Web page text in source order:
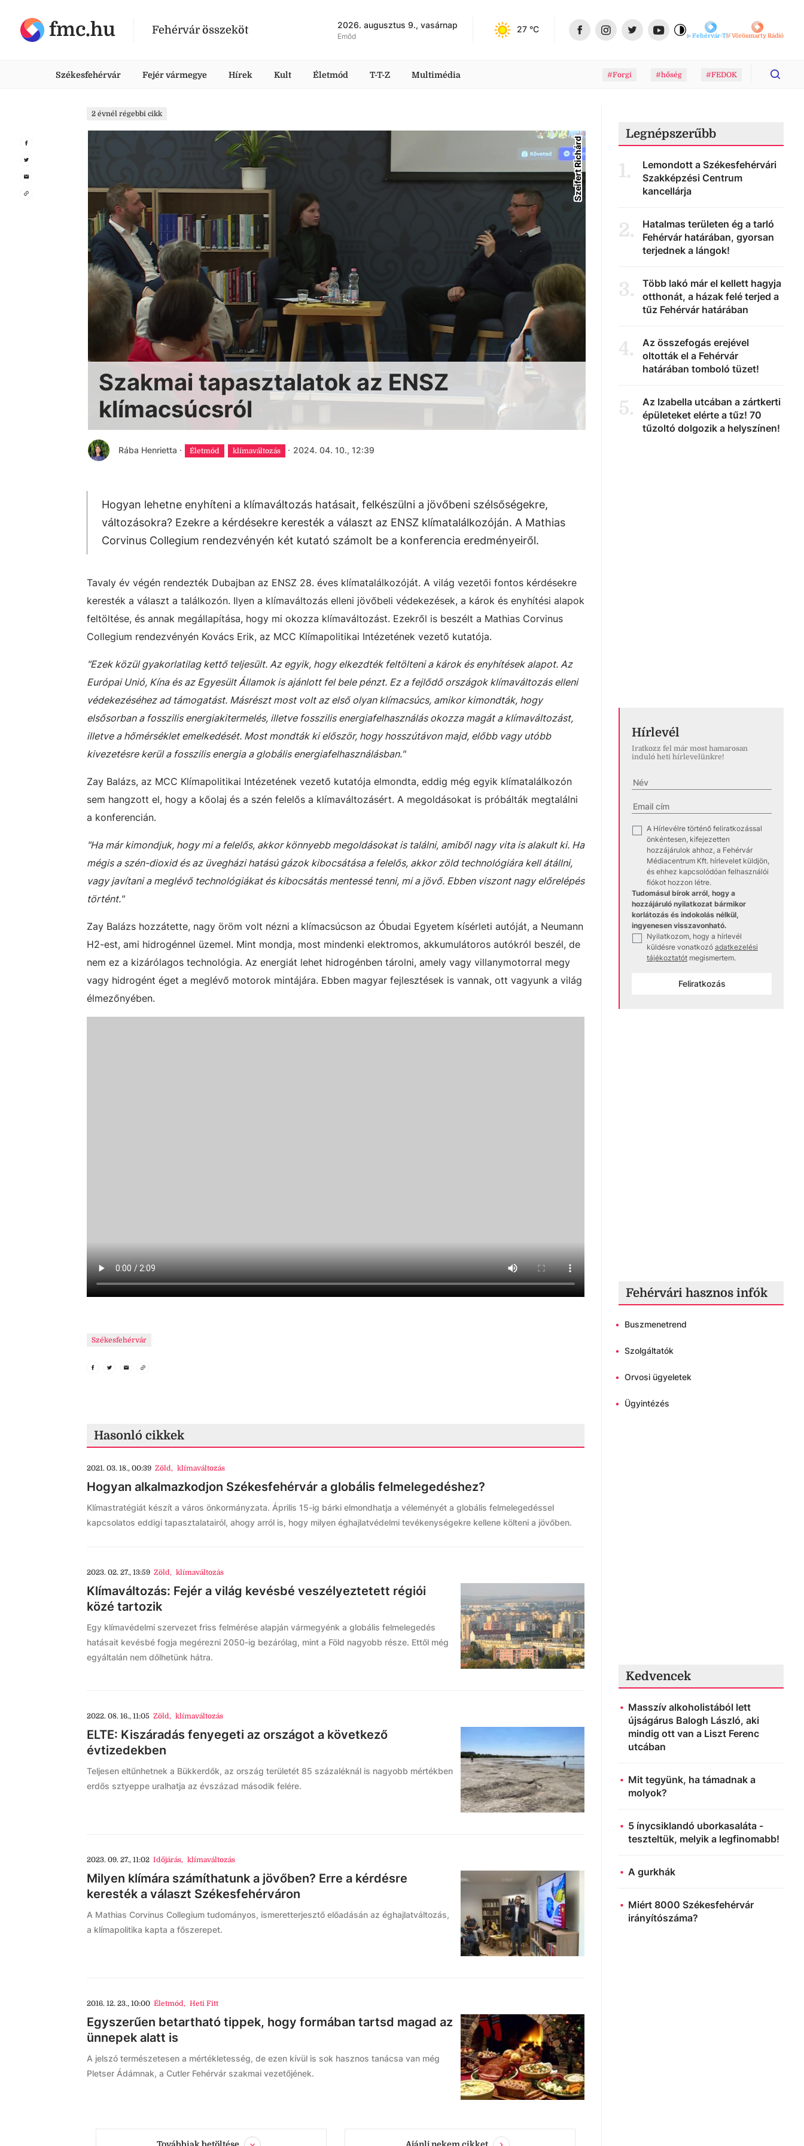
fmc.hu Fehérvár összeköt 2026. augusztus 9., vasárnap
Emőd
27 °C
Fehérvár-TVVörösmarty Rádió
Székesfehérvár Fejér vármegye Hírek Kult Életmód T-T-Z Multimédia #Forgi #hőség #FEDOK
2 évnél régebbi cikk
Szeifert Richárd
Szakmai tapasztalatok az ENSZ
klímacsúcsról
Rába Henrietta · Életmód klímaváltozás · 2024. 04. 10., 12:39
Hogyan lehetne enyhíteni a klímaváltozás hatásait, felkészülni a jövőbeni szélsőségekre,
változásokra? Ezekre a kérdésekre keresték a választ az ENSZ klímatalálkozóján. A Mathias
Corvinus Collegium rendezvényén két kutató számolt be a konferencia eredményeiről.
Tavaly év végén rendezték Dubajban az ENSZ 28. éves klímatalálkozóját. A világ vezetői fontos kérdésekre
keresték a választ a találkozón. Ilyen a klímaváltozás elleni jövőbeli védekezések, a károk és enyhítési alapok
feltöltése, és annak megállapítása, hogy mi okozza klímaváltozást. Ezekről is beszélt a Mathias Corvinus
Collegium rendezvényén Kovács Erik, az MCC Klímapolitikai Intézetének vezető kutatója.
"Ezek közül gyakorlatilag kettő teljesült. Az egyik, hogy elkezdték feltölteni a károk és enyhítések alapot. Az
Európai Unió, Kína és az Egyesült Államok is ajánlott fel bele pénzt. Ez a fejlődő országok klímaváltozás elleni
védekezéséhez ad támogatást. Másrészt most volt az első olyan klímacsúcs, amikor kimondták, hogy
elsősorban a fosszilis energiakitermelés, illetve fosszilis energiafelhasználás okozza magát a klímaváltozást,
illetve a hőmérséklet emelkedését. Most mondták ki először, hogy hosszútávon majd, előbb vagy utóbb
kivezetésre kerül a fosszilis energia a globális energiafelhasználásban."
Zay Balázs, az MCC Klímapolitikai Intézetének vezető kutatója elmondta, eddig még egyik klímatalálkozón
sem hangzott el, hogy a kőolaj és a szén felelős a klímaváltozásért. A megoldásokat is próbálták megtalálni
a konferencián.
"Ha már kimondjuk, hogy mi a felelős, akkor könnyebb megoldásokat is találni, amiből nagy vita is alakult ki. Ha
mégis a szén-dioxid és az üvegházi hatású gázok kibocsátása a felelős, akkor zöld technológiára kell átállni,
vagy javítani a meglévő technológiákat és kibocsátás mentessé tenni, mi a jövő. Ebben viszont nagy előrelépés
történt."
Zay Balázs hozzátette, nagy öröm volt nézni a klímacsúcson az Óbudai Egyetem kísérleti autóját, a Neumann
H2-est, ami hidrogénnel üzemel. Mint mondja, most mindenki elektromos, akkumulátoros autókról beszél, de
nem ez a kizárólagos technológia. Az energiát lehet hidrogénben tárolni, amely vagy villanymotorral megy
vagy hidrogént éget a meglévő motorok mintájára. Ebben magyar fejlesztések is vannak, ott vagyunk a világ
élmezőnyében.
Székesfehérvár
Hasonló cikkek
2021. 03. 18., 00:39 Zöld, klímaváltozás
Hogyan alkalmazkodjon Székesfehérvár a globális felmelegedéshez?
Klímastratégiát készít a város önkormányzata. Április 15-ig bárki elmondhatja a véleményét a globális felmelegedéssel
kapcsolatos eddigi tapasztalatairól, ahogy arról is, hogy milyen éghajlatvédelmi tevékenységekre kellene költeni a jövőben.
2023. 02. 27., 13:59 Zöld, klímaváltozás
Klímaváltozás: Fejér a világ kevésbé veszélyeztetett régiói
közé tartozik
Egy klímavédelmi szervezet friss felmérése alapján vármegyénk a globális felmelegedés
hatásait kevésbé fogja megérezni 2050-ig bezárólag, mint a Föld nagyobb része. Ettől még
egyáltalán nem dőlhetünk hátra.
2022. 08. 16., 11:05 Zöld, klímaváltozás
ELTE: Kiszáradás fenyegeti az országot a következő
évtizedekben
Teljesen eltűnhetnek a Bükkerdők, az ország területét 85 százaléknál is nagyobb mértékben
erdős sztyeppe uralhatja az évszázad második felére.
2023. 09. 27., 11:02 Időjárás, klímaváltozás
Milyen klímára számíthatunk a jövőben? Erre a kérdésre
keresték a választ Székesfehérváron
A Mathias Corvinus Collegium tudományos, ismeretterjesztő előadásán az éghajlatváltozás,
a klímapolitika kapta a főszerepet.
2016. 12. 23., 10:00 Életmód, Heti Fitt
Egyszerűen betartható tippek, hogy formában tartsd magad az
ünnepek alatt is
A jelszó természetesen a mértékletesség, de ezen kívül is sok hasznos tanácsa van még
Pletser Ádámnak, a Cutler Fehérvár szakmai vezetőjének.
Továbbiak betöltése Ajánlj nekem cikket
Legnépszerűbb
1.
Lemondott a Székesfehérvári
Szakképzési Centrum
kancellárja
2.
Hatalmas területen ég a tarló
Fehérvár határában, gyorsan
terjednek a lángok!
3.
Több lakó már el kellett hagyja
otthonát, a házak felé terjed a
tűz Fehérvár határában
4.
Az összefogás erejével
oltották el a Fehérvár
határában tomboló tüzet!
5.
Az Izabella utcában a zártkerti
épületeket elérte a tűz! 70
tűzoltó dolgozik a helyszínen!
Hírlevél
Iratkozz fel már most hamarosan
induló heti hírlevelünkre!
✓
A Hírlevélre történő feliratkozással
önkéntesen, kifejezetten
hozzájárulok ahhoz, a Fehérvár
Médiacentrum Kft. hírlevelet küldjön,
és ehhez kapcsolódóan felhasználói
fiókot hozzon létre.
Tudomásul bírok arról, hogy a
hozzájáruló nyilatkozat bármikor
korlátozás és indokolás nélkül,
ingyenesen visszavonható.
✓
Nyilatkozom, hogy a hírlevél
küldésre vonatkozó adatkezelési
tájékoztatót megismertem.
Feliratkozás
Fehérvári hasznos infók
• Buszmenetrend
• Szolgáltatók
• Orvosi ügyeletek
• Ügyintézés
Kedvencek
Masszív alkoholistából lett
újságárus Balogh László, aki
mindig ott van a Liszt Ferenc
utcában
Mit tegyünk, ha támadnak a
molyok?
5 ínycsiklandó uborkasaláta -
teszteltük, melyik a legfinomabb!
A gurkhák
Miért 8000 Székesfehérvár
irányítószáma?